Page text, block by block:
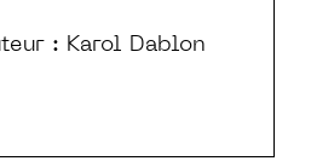
: Karol Dablon